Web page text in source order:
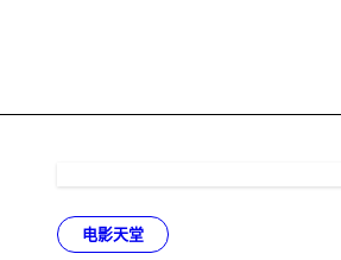
电影天堂